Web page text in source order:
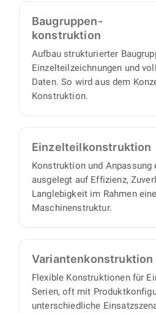
beschaffen oder fertigen.
Baugruppen-
konstruktion
Aufbau strukturierter
Einzelteilzeichnungen und
Daten. So wird aus dem
Konstruktion.
Einzelteil­konstruktion
Konstruktion und Anpassung
ausgelegt auf Effizienz,
Langlebigkeit im Rahmen
Maschinenstruktur.
Varianten­konstruktion
Flexible Konstruktionen für
Serien, oft mit
unterschiedliche